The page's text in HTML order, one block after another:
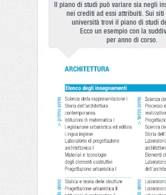
Il piano di studi può variare sia negli
nei crediti ad essi attribuiti. Sui siti
università trovi il piano di studi
Ecco un esempio con la
per anno di corso.